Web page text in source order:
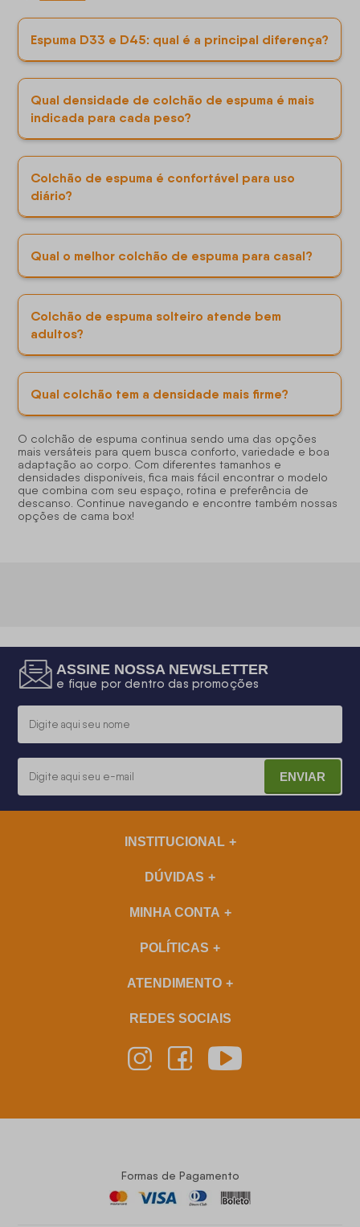
Espuma D33 e D45: qual é a principal diferença?
Qual densidade de colchão de espuma é mais
indicada para cada peso?
Colchão de espuma é confortável para uso
diário?
Qual o melhor colchão de espuma para casal?
Colchão de espuma solteiro atende bem
adultos?
Qual colchão tem a densidade mais firme?
O colchão de espuma continua sendo uma das opções
mais versáteis para quem busca conforto, variedade e boa
adaptação ao corpo. Com diferentes tamanhos e
densidades disponíveis, fica mais fácil encontrar o modelo
que combina com seu espaço, rotina e preferência de
descanso. Continue navegando e encontre também nossas
opções de cama box!
ASSINE NOSSA NEWSLETTER
e fique por dentro das promoções
ENVIAR
INSTITUCIONAL
DÚVIDAS
MINHA CONTA
POLÍTICAS
ATENDIMENTO
REDES SOCIAIS
Formas de Pagamento